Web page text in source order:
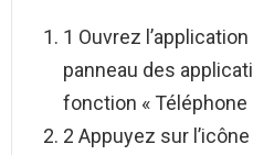
1 Ouvrez
panneau des
fonction « Téléphone
2 Appuyez sur